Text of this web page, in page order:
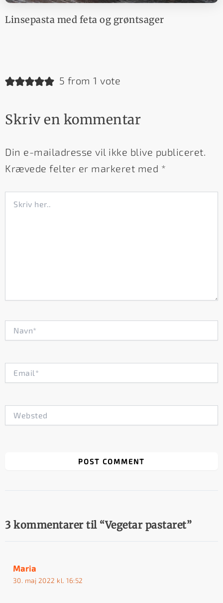
Linsepasta med feta og grøntsager
5 from 1 vote
Skriv en kommentar
Din e-mailadresse vil ikke blive publiceret.
Krævede felter er markeret med *
her..
3 kommentarer til “Vegetar pastaret”
Maria
30. maj 2022 kl. 16:52